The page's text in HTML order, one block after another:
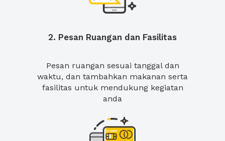
2. Pesan Ruangan dan Fasilitas
Pesan ruangan sesuai tanggal dan
waktu, dan tambahkan makanan serta
fasilitas untuk mendukung kegiatan
anda